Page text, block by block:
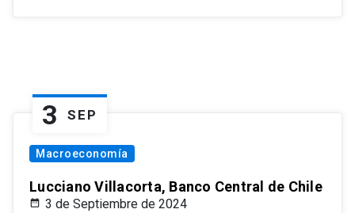
3 SEP
Macroeconomía
Lucciano Villacorta, Banco Central de Chile
3 de Septiembre de 2024